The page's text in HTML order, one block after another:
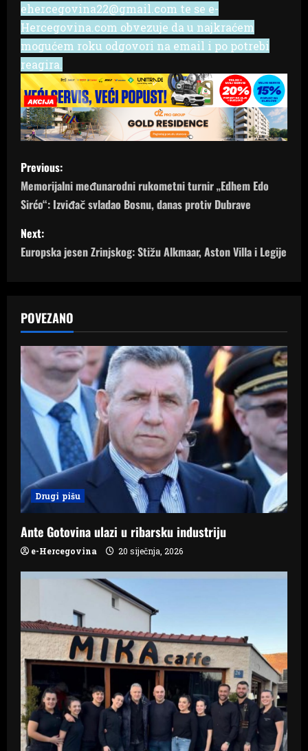
ehercegovina22@gmail.com te se e-
Hercegovina.com obvezuje da u najkraćem
mogućem roku odgovori na email i po potrebi
reagira.
P
o
s
t
a
v
i
g
t
i
o
n
Previous:
Memorijalni međunarodni rukometni turnir „Edhem Edo
Sirćo“: Izviđač svladao Bosnu, danas protiv Dubrave
Next:
Europska jesen Zrinjskog: Stižu Alkmaar, Aston Villa i Legije
POVEZANO
Drugi pišu
Ante Gotovina ulazi u ribarsku industriju
e-Hercegovina 20 siječnja, 2026